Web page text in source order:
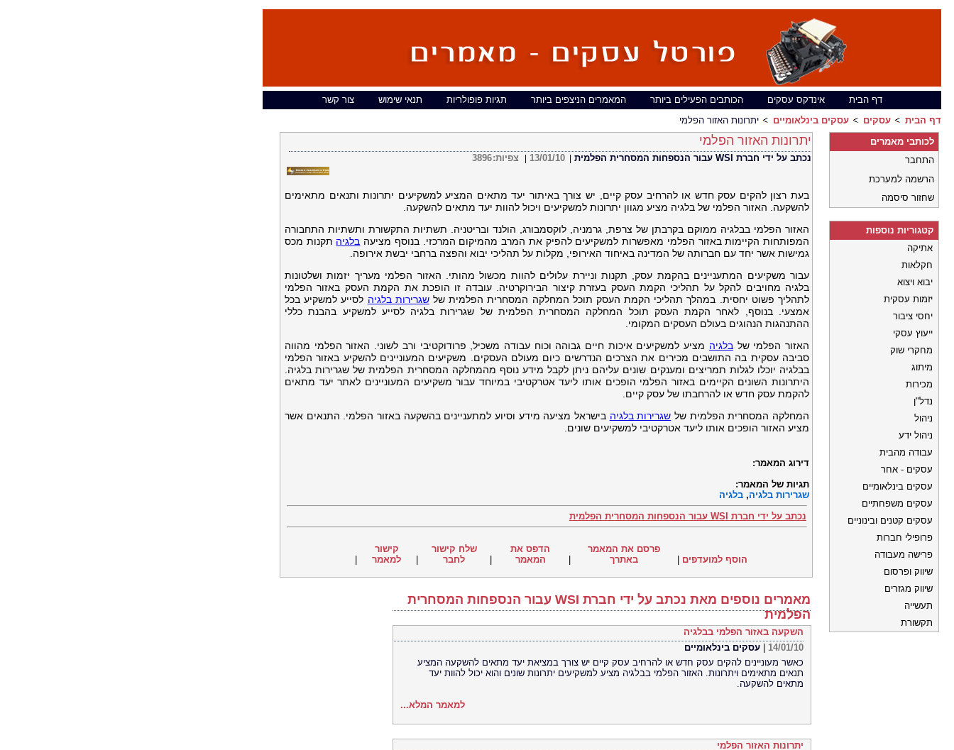
דף הבית אינדקס עסקים הכותבים הפעילים ביותר המאמרים הניצפים ביותר תגיות פופולריות תנאי שימוש
צור קשר
דף הבית
עסקים עסקים בינלאומיים יתרונות האזור הפלמי
יתרונות האזור הפלמי
נכתב על ידי חברת WSI עבור הנספחות המסחרית הפלמית 13/01/10 צפיות:3896
בעת רצון להקים עסק חדש או להרחיב עסק קיים, יש צורך באיתור יעד מתאים המציע למשקיעים יתרונות ותנאים מתאימים
להשקעה. האזור הפלמי של בלגיה מציע מגוון יתרונות למשקיעים ויכול להוות יעד מתאים להשקעה.
האזור הפלמי בבלגיה ממוקם בקרבתן של צרפת, גרמניה, לוקסמבורג, הולנד ובריטניה. תשתיות התקשורת ותשתיות התחבורה
המפותחות הקיימות באזור הפלמי מאפשרות למשקיעים להפיק את המרב מהמיקום המרכזי. בנוסף מציעה בלגיה תקנות מכס
גמישות אשר יחד עם חברותה של המדינה באיחוד האירופי, מקלות על תהליכי יבוא והפצה ברחבי יבשת אירופה.
עבור משקיעים המתעניינים בהקמת עסק, תקנות וניירת עלולים להוות מכשול מהותי. האזור הפלמי מעריך יזמות ושלטונות
בלגיה מחויבים להקל על תהליכי הקמת העסק בעזרת קיצור הבירוקרטיה. עובדה זו הופכת את הקמת העסק באזור הפלמי
לתהליך פשוט יחסית. במהלך תהליכי הקמת העסק תוכל המחלקה המסחרית הפלמית שלשגרירות בלגיה לסייע למשקיע בכל
אמצעי. בנוסף, לאחר הקמת העסק תוכל המחלקה המסחרית הפלמית של שגרירות בלגיה לסייע למשקיע בהבנת כללי
ההתנהגות הנהוגים בעולם העסקים המקומי.
האזור הפלמי שלבלגיה מציע למשקיעים איכות חיים גבוהה וכוח עבודה משכיל, פרודוקטיבי ורב לשוני. האזור הפלמי מהווה
סביבה עסקית בה התושבים מכירים את הצרכים הנדרשים כיום מעולם העסקים. משקיעים המעוניינים להשקיע באזור הפלמי
בבלגיה יוכלו לגלות תמריצים ומענקים שונים עליהם ניתן לקבל מידע נוסף מהמחלקה המסחרית הפלמית של שגרירות בלגיה.
היתרונות השונים הקיימים באזור הפלמי הופכים אותו ליעד אטרקטיבי במיוחד עבור משקיעים המעוניינים לאתר יעד מתאים
להקמת עסק חדש או להרחבתו של עסק קיים.
המחלקה המסחרית הפלמית של שגרירות בלגיה בישראל מציעה מידע וסיוע למתעניינים בהשקעה באזור הפלמי. התנאים אשר
מציע האזור הופכים אותו ליעד אטרקטיבי למשקיעים שונים.
דירוג המאמר:
תגיות של המאמר:
שגרירות בלגיה, בלגיה
נכתב על ידי חברת WSI עבור הנספחות המסחרית הפלמית
הוסף למועדפים |
פרסם את המאמר
באתרך
|
הדפס את
המאמר
|
שלח קישור
לחבר
|
קישור
למאמר
|
מאמרים נוספים מאת נכתב על ידי חברת WSI עבור הנספחות המסחרית
הפלמית
השקעה באזור הפלמי בבלגיה
14/01/10
עסקים בינלאומיים
כאשר מעוניינים להקים עסק חדש או להרחיב עסק קיים יש צורך במציאת יעד מתאים להשקעה המציע
תנאים מתאימים ויתרונות. האזור הפלמי בבלגיה מציע למשקיעים יתרונות שונים והוא יכול להוות יעד
מתאים להשקעה.
למאמר המלא...
יתרונות האזור הפלמי
לכותבי מאמרים
התחבר
הרשמה למערכת
שחזור סיסמה
קטגוריות נוספות
אתיקה
חקלאות
יבוא ויצוא
יזמות עסקית
יחסי ציבור
ייעוץ עסקי
מחקרי שוק
מיתוג
מכירות
נדל"ן
ניהול
ניהול ידע
עבודה מהבית
עסקים - אחר
עסקים בינלאומיים
עסקים משפחתיים
עסקים קטנים ובינוניים
פרופילי חברות
פרישה מעבודה
שיווק ופרסום
שיווק מגזרים
תעשייה
תקשורת